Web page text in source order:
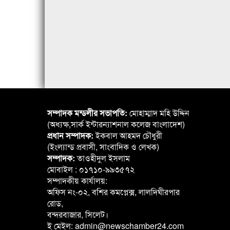
সম্পাদক মন্ডলীর সভাপতি: মোহাম্মাদ মহি উদ্দিন
(অধ্যক্ষ,সার্ক ইন্টারন্যাশনাল কলেজ বাংলাদেশ)
প্রধান সম্পাদক:ইকবাল আহমদ চৌধুরী
(ইংল্যান্ড প্রবাসী, সাংবাদিক ও লেখক)
সম্পাদক:তাওহীদুল ইসলাম
মোবাইল : ০১৭১০-৯৯৩৫৭২
সম্পাদকীয় কার্যালয়:
অফিস নং-০২, বশির কমপ্লেক্স, লালদিঘীরপার
রোড,
বন্দরবাজার, সিলেট।
ই মেইল: admin@newschamber24.com